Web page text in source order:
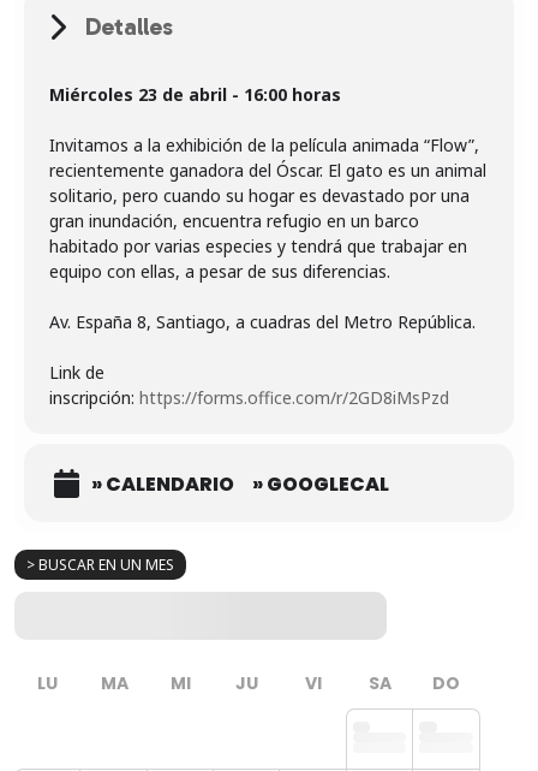
> BUSCAR EN UN MES
LU MA MI JU VI SA DO
Detalles
Miércoles 23 de abril - 16:00 horas
Invitamos a la exhibición de la película animada “Flow”,
recientemente ganadora del Óscar. El gato es un animal
solitario, pero cuando su hogar es devastado por una
gran inundación, encuentra refugio en un barco
habitado por varias especies y tendrá que trabajar en
equipo con ellas, a pesar de sus diferencias.
Av. España 8, Santiago, a cuadras del Metro República.
Link de
inscripción: https://forms.office.com/r/2GD8iMsPzd
» CALENDARIO » GOOGLECAL